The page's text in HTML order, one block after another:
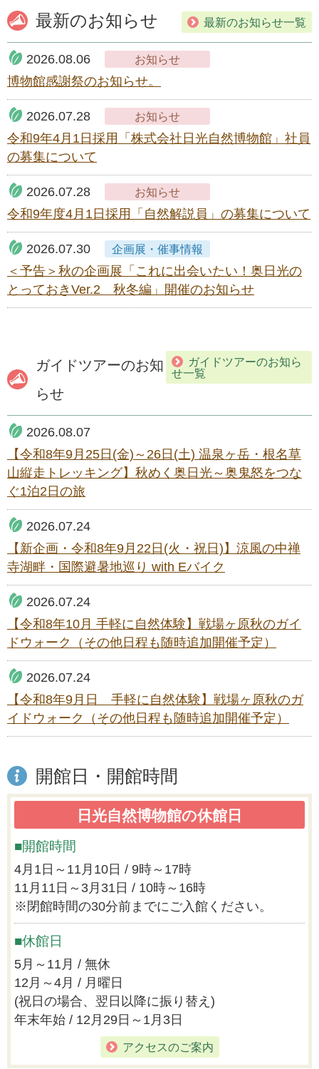
最新のお知らせ 最新のお知らせ一覧
2026.08.06 お知らせ
博物館感謝祭のお知らせ。
2026.07.28 お知らせ
令和9年4月1日採用「株式会社日光自然博物館」社員
の募集について
2026.07.28 お知らせ
令和9年度4月1日採用「自然解説員」の募集について
2026.07.30 企画展・催事情報
＜予告＞秋の企画展「これに出会いたい！奥日光の
とっておきVer.2 秋冬編」開催のお知らせ
ガイドツアーのお知
らせ
ガイドツアーのお知ら
せ一覧
2026.08.07
【令和8年9月25日(金)～26日(土) 温泉ヶ岳・根名草
山縦走トレッキング】秋めく奥日光～奥鬼怒をつな
ぐ1泊2日の旅
2026.07.24
【新企画・令和8年9月22日(火・祝日)】涼風の中禅
寺湖畔・国際避暑地巡り with Eバイク
2026.07.24
【令和8年10月 手軽に自然体験】戦場ヶ原秋のガイ
ドウォーク（その他日程も随時追加開催予定）
2026.07.24
【令和8年9月日 手軽に自然体験】戦場ヶ原秋のガ
イドウォーク（その他日程も随時追加開催予定）
開館日・開館時間
日光自然博物館の休館日
■開館時間
4月1日～11月10日 / 9時～17時
11月11日～3月31日 / 10時～16時
※閉館時間の30分前までにご入館ください。
■休館日
5月～11月 / 無休
12月～4月 / 月曜日
(祝日の場合、翌日以降に振り替え)
年末年始 / 12月29日～1月3日
アクセスのご案内